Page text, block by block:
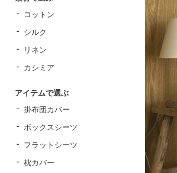
コットン
シルク
リネン
カシミア
アイテムで選ぶ
掛布団カバー
ボックスシーツ
フラットシーツ
枕カバー